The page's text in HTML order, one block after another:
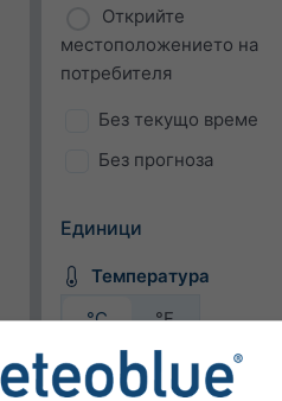
Открийте
местоположението на
потребителя
Без текущо време
Без прогноза
Единици
Температура
°C
°F
Скорост на вятъра